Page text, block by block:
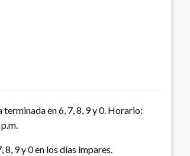
en 6, 7, 8, 9 y 0. Horario:
9 y 0 en los días impares.